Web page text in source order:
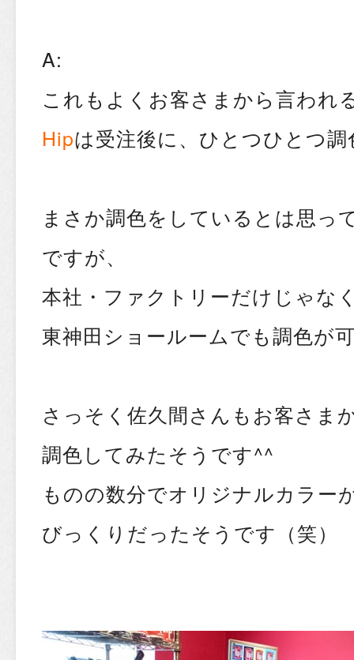
A:
これもよくお客さまから言われ
Hipは受注後に、ひとつひとつ
まさか調色をしているとは思っ
ですが、
本社・ファクトリーだけじゃな
東神田ショールームでも調色が
さっそく佐久間さんもお客さま
調色してみたそうです^^
ものの数分でオリジナルカラー
びっくりだったそうです（笑）